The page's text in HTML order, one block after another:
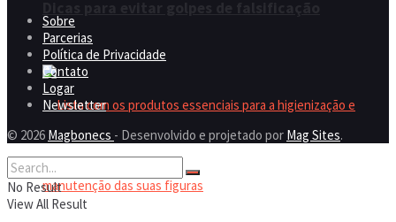
Sobre
Parcerias
Política de Privacidade
Contato
Logar
Newsletter
© 2026 Magbonecs - Desenvolvido e projetado por Mag Sites.
No Result
View All Result